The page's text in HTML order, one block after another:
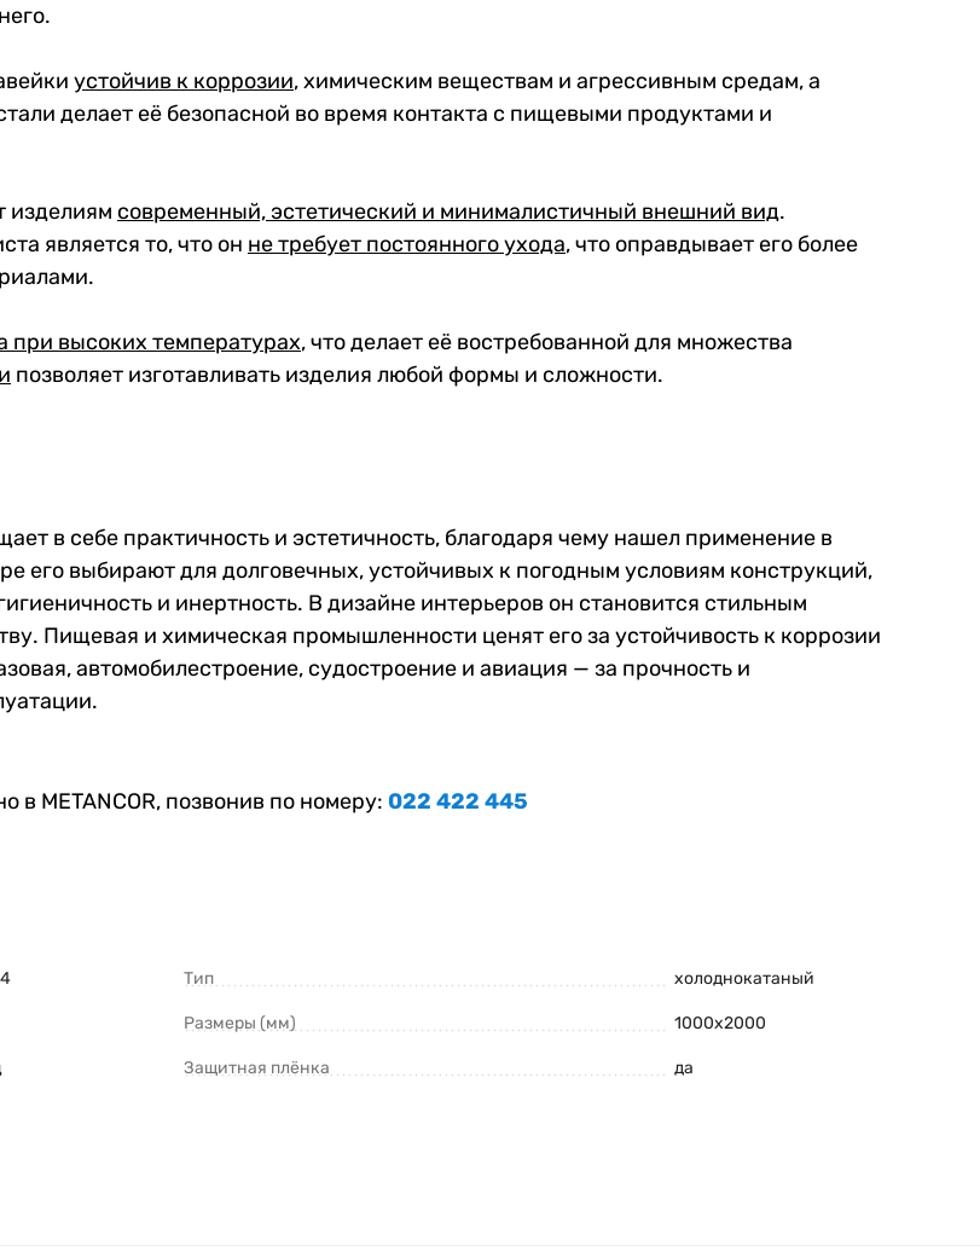
устойчив к коррозии, химическим веществам и агрессивным средам, а
делает её безопасной во время контакта с пищевыми продуктами и
изделиям современный, эстетический и минималистичный внешний вид.
является то, что он не требует постоянного ухода, что оправдывает его более
при высоких температурах, что делает её востребованной для множества
позволяет изготавливать изделия любой формы и сложности.
в себе практичность и эстетичность, благодаря чему нашел применение в
его выбирают для долговечных, устойчивых к погодным условиям конструкций,
и инертность. В дизайне интерьеров он становится стильным
Пищевая и химическая промышленности ценят его за устойчивость к коррозии
автомобилестроение, судостроение и авиация — за прочность и
METANCOR, позвонив по номеру: 022 422 445
Тип холоднокатаный
Размеры (мм) 1000х2000
Защитная плёнка да